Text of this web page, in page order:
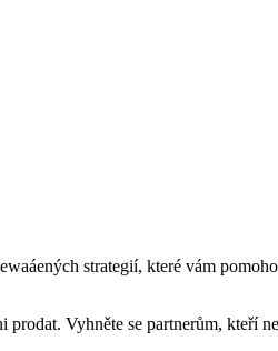
strategií, které vám
Vyhněte se partnerům, kteří